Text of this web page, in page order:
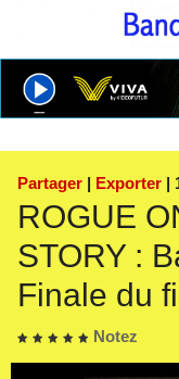
Partager | Exporter |
ROGUE
STORY :
Finale du
Notez